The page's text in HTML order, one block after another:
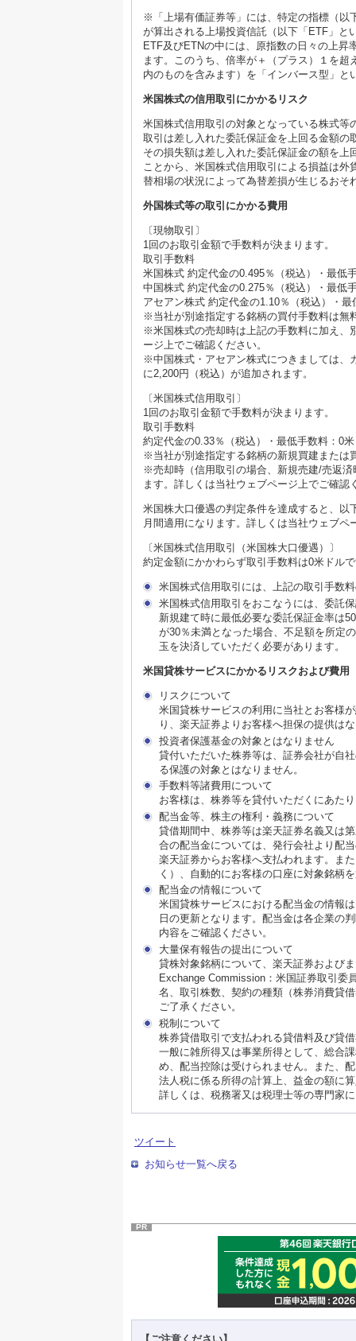
※「上場有価証券等」には、特定の指標（以
が算出される上場投資信託（以下「ETF」と
ETF及びETNの中には、原指数の日々の上
ます。このうち、倍率が＋（プラス）１を
内のものを含みます）を「インバース型」と
米国株式の信用取引にかかるリスク
米国株式信用取引の対象となっている株式
取引は差し入れた委託保証金を上回る金額
その損失額は差し入れた委託保証金の額を
ことから、米国株式信用取引による損益は
替相場の状況によって為替差損が生じるおそ
外国株式等の取引にかかる費用
〔現物取引〕
1回のお取引金額で手数料が決まります。
取引手数料
米国株式 約定代金の0.495％（税込）・最低
中国株式 約定代金の0.275％（税込）・最低
アセアン株式 約定代金の1.10％（税込）・
※当社が別途指定する銘柄の買付手数料は無
※米国株式の売却時は上記の手数料に加え、
ージ上でご確認ください。
※中国株式・アセアン株式につきましては、
に2,200円（税込）が追加されます。
〔米国株式信用取引〕
1回のお取引金額で手数料が決まります。
取引手数料
約定代金の0.33％（税込）・最低手数料：0
※当社が別途指定する銘柄の新規買建または
※売却時（信用取引の場合、新規売建/売返
ます。詳しくは当社ウェブページ上でご確認
米国株大口優遇の判定条件を達成すると、
月間適用になります。詳しくは当社ウェブペ
〔米国株式信用取引（米国株大口優遇）〕
約定金額にかかわらず取引手数料は0米ドル
米国株式信用取引には、上記の取引手数
米国株式信用取引をおこなうには、委託
新規建て時に最低必要な委託保証金率は
が30％未満となった場合、不足額を所定
玉を決済していただく必要があります。
米国貸株サービスにかかるリスクおよび費用
リスクについて
米国貸株サービスの利用に当社とお客様
り、楽天証券よりお客様へ担保の提供は
投資者保護基金の対象とはなりません
貸付いただいた株券等は、証券会社が自
る保護の対象とはなりません。
手数料等諸費用について
お客様は、株券等を貸付いただくにあた
配当金等、株主の権利・義務について
貸借期間中、株券等は楽天証券名義又は
合の配当金については、発行会社より配
楽天証券からお客様へ支払われます。ま
く）、自動的にお客様の口座に対象銘柄
配当金の情報について
米国貸株サービスにおける配当金の情報
日の更新となります。配当金は各企業の
内容をご確認ください。
大量保有報告の提出について
貸株対象銘柄について、楽天証券および
Exchange Commission：米国証券取引委
名、取引株数、契約の種類（株券消費貸
ご了承ください。
税制について
株券貸借取引で支払われる貸借料及び貸
一般に雑所得又は事業所得として、総合
め、配当控除は受けられません。また、
法人税に係る所得の計算上、益金の額に
詳しくは、税務署又は税理士等の専門家
ツイート
お知らせ一覧へ戻る
PR